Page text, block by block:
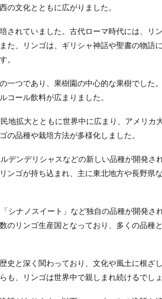
の文化とともに広がりました。
されていました。古代ローマ時代には、リ
た、リンゴは、ギリシャ神話や聖書の物語
。
一つであり、果樹園の中心的な果樹でした。
コール飲料が広まりました。
地拡大とともに世界中に広まり、アメリカ
の品種や栽培方法が多様化しました。
デンデリシャスなどの新しい品種が開発さ
ンゴが持ち込まれ、主に東北地方や長野県
シナノスイート」など独自の品種が開発さ
のリンゴ生産国となっており、多くの品種
史と深く関わっており、文化や風土に根ざ
、リンゴは世界中で親しまれ続けるでしょ